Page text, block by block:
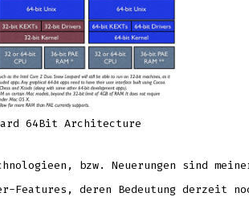
64Bit Architecture
bzw. Neuerungen sind
Features, deren Bedeutung derzeit